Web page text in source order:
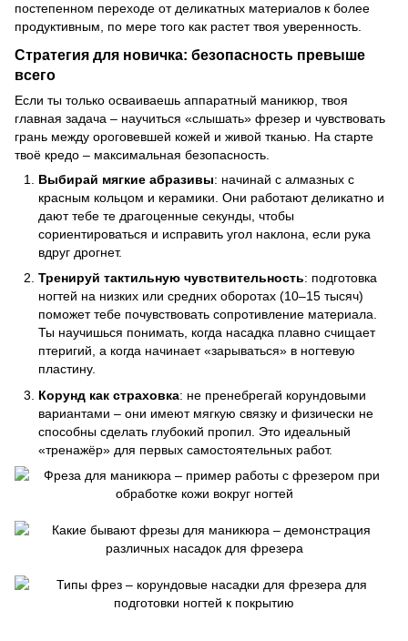
постепенном переходе от деликатных материалов к более
продуктивным, по мере того как растет твоя уверенность.
Стратегия для новичка: безопасность превыше
всего
Если ты только осваиваешь аппаратный маникюр, твоя
главная задача – научиться «слышать» фрезер и чувствовать
грань между ороговевшей кожей и живой тканью. На старте
твоё кредо – максимальная безопасность.
Выбирай мягкие абразивы: начинай с алмазных с
красным кольцом и керамики. Они работают деликатно и
дают тебе те драгоценные секунды, чтобы
сориентироваться и исправить угол наклона, если рука
вдруг дрогнет.
Тренируй тактильную чувствительность: подготовка
ногтей на низких или средних оборотах (10–15 тысяч)
поможет тебе почувствовать сопротивление материала.
Ты научишься понимать, когда насадка плавно счищает
птеригий, а когда начинает «зарываться» в ногтевую
пластину.
Корунд как страховка: не пренебрегай корундовыми
вариантами – они имеют мягкую связку и физически не
способны сделать глубокий пропил. Это идеальный
«тренажёр» для первых самостоятельных работ.